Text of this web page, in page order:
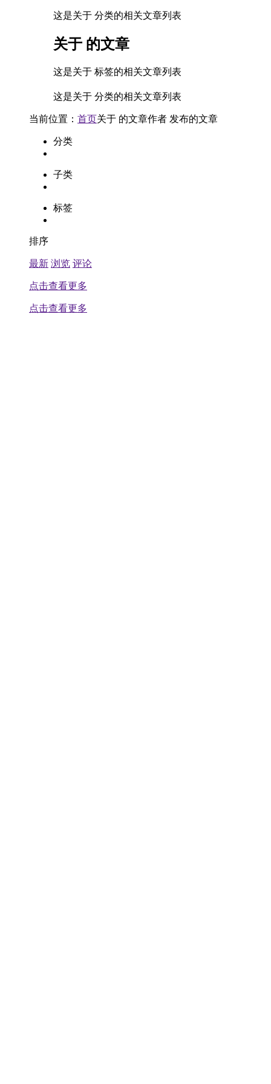
这是关于 分类的相关文章列表
关于 的文章
这是关于 标签的相关文章列表
这是关于 分类的相关文章列表
当前位置： 首页关于 的文章作者 发布的文章
分类
子类
标签
排序
最新 浏览 评论
点击查看更多
点击查看更多